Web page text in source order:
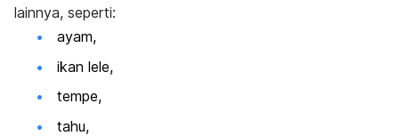
lainnya, seperti:
ayam,
ikan lele,
tempe,
tahu,